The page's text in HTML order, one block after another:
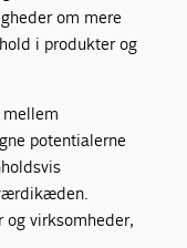
om mere
i produkter og
mellem
potentialerne
virksomheder,